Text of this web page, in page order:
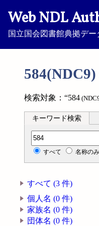
Web NDL
国立国会図書館典拠デ
検索対象：“584
キーワード検索
分類記号検索
すべて 名称のみ
すべて (3 件)
個人名 (0 件)
家族名 (0 件)
団体名 (0 件)